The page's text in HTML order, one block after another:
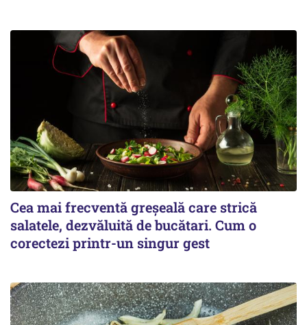
Cea mai frecventă greșeală care strică
salatele, dezvăluită de bucătari. Cum o
corectezi printr-un singur gest